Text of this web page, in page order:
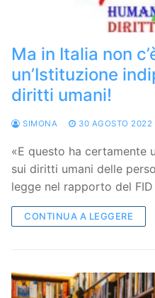
Ma in Italia non
un’Istituzione
diritti umani!
SIMONA 30 AGOSTO 2022
«E questo ha certamente
sui diritti umani delle
legge nel rapporto del
CONTINUA A LEGGERE